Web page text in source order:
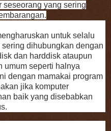
seseorang yang sering
untuk selalu
dihubungkan dengan
dan harddisk ataupun
umum seperti halnya
dengan mamakai program
jika komputer
baik yang disebabkan